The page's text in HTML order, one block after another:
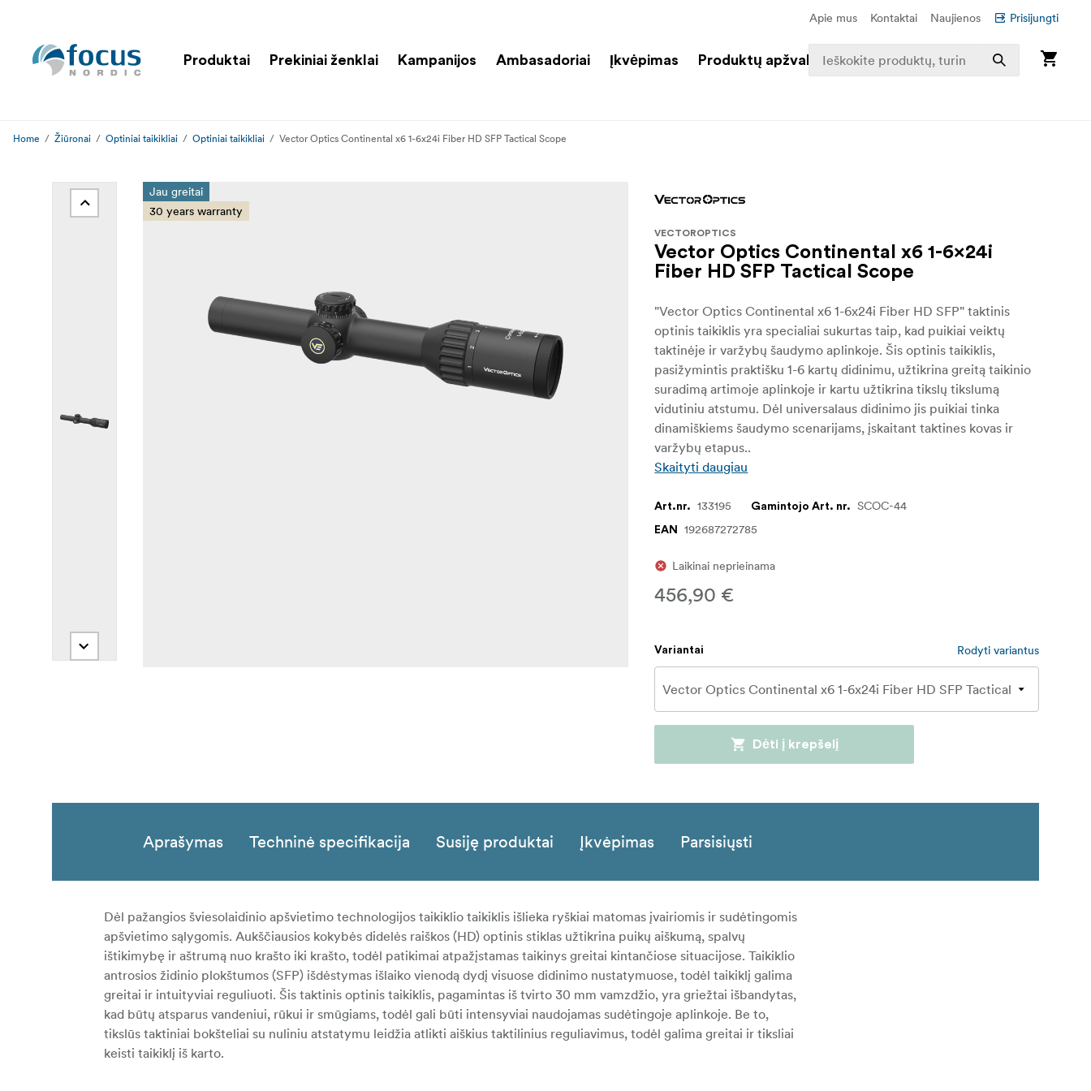
Apie mus Kontaktai Naujienos Prisijungti
Produktai Prekiniai ženklai Kampanijos Ambasadoriai Įkvėpimas Produktų apžvalga
Home Žiūronai Optiniai taikikliai Optiniai taikikliai Vector Optics Continental x6 1-6x24i Fiber HD SFP Tactical Scope
Jau greitai
30 years warranty
VECTOROPTICS
Vector Optics Continental x6 1-6x24i
Fiber HD SFP Tactical Scope
"Vector Optics Continental x6 1-6x24i Fiber HD SFP" taktinis
optinis taikiklis yra specialiai sukurtas taip, kad puikiai veiktų
taktinėje ir varžybų šaudymo aplinkoje. Šis optinis taikiklis,
pasižymintis praktišku 1-6 kartų didinimu, užtikrina greitą taikinio
suradimą artimoje aplinkoje ir kartu užtikrina tikslų tikslumą
vidutiniu atstumu. Dėl universalaus didinimo jis puikiai tinka
dinamiškiems šaudymo scenarijams, įskaitant taktines kovas ir
varžybų etapus..
Skaityti daugiau
Art.nr. 133195 Gamintojo Art. nr. SCOC-44
EAN 192687272785
Laikinai neprieinama
456,90 €
Variantai Rodyti variantus
Dėti į krepšelį
Aprašymas Techninė specifikacija Susiję produktai Įkvėpimas Parsisiųsti
Dėl pažangios šviesolaidinio apšvietimo technologijos taikiklio taikiklis išlieka ryškiai matomas įvairiomis ir sudėtingomis
apšvietimo sąlygomis. Aukščiausios kokybės didelės raiškos (HD) optinis stiklas užtikrina puikų aiškumą, spalvų
ištikimybę ir aštrumą nuo krašto iki krašto, todėl patikimai atpažįstamas taikinys greitai kintančiose situacijose. Taikiklio
antrosios židinio plokštumos (SFP) išdėstymas išlaiko vienodą dydį visuose didinimo nustatymuose, todėl taikiklį galima
greitai ir intuityviai reguliuoti. Šis taktinis optinis taikiklis, pagamintas iš tvirto 30 mm vamzdžio, yra griežtai išbandytas,
kad būtų atsparus vandeniui, rūkui ir smūgiams, todėl gali būti intensyviai naudojamas sudėtingoje aplinkoje. Be to,
tikslūs taktiniai bokšteliai su nuliniu atstatymu leidžia atlikti aiškius taktilinius reguliavimus, todėl galima greitai ir tiksliai
keisti taikiklį iš karto.